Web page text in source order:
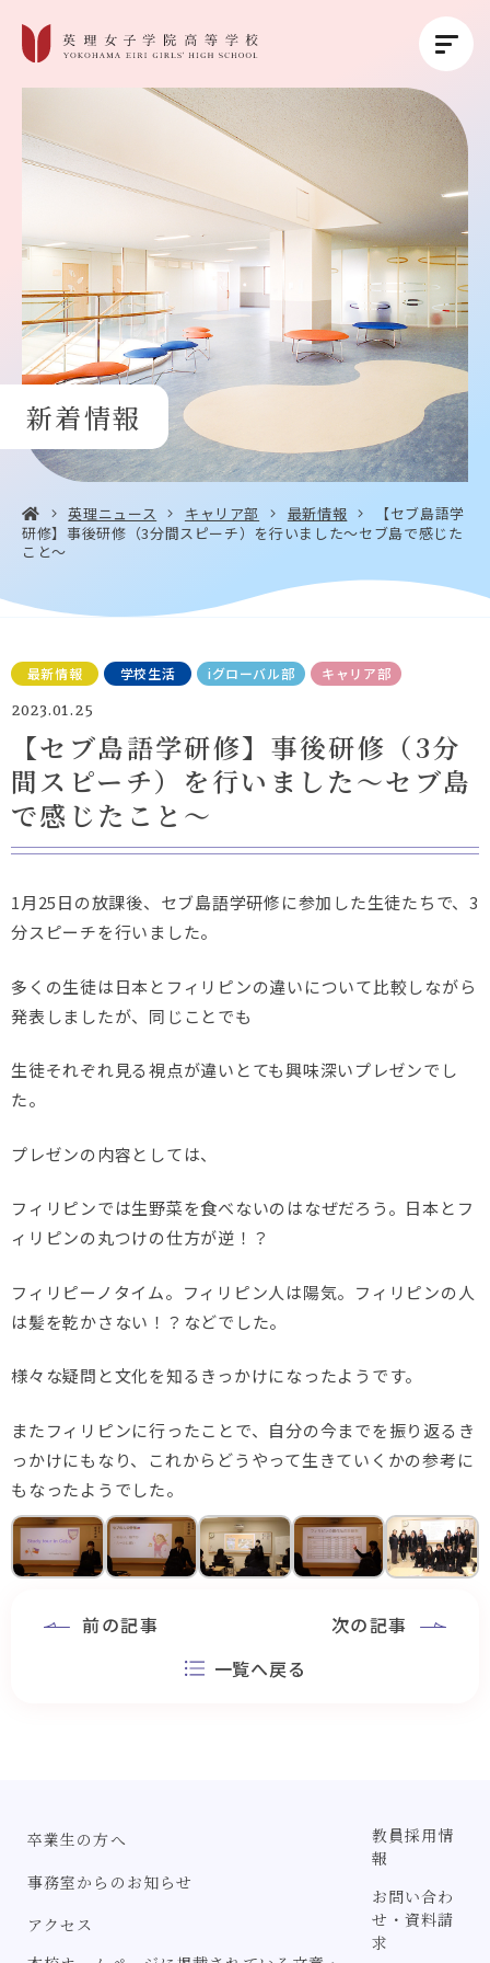
英理女子学院について
英理女子学院の教育
コース紹介
学校生活
進路・進学
受験生の方へ
Instagram Facebook YouTube LINE
新着情報
英理ニュース キャリア部 最新情報
【セブ島語学
研修】事後研修（3分間スピーチ）を行いました～セブ島で感じた
こと～
最新情報 学校生活 iグローバル部 キャリア部
2023.01.25
【セブ島語学研修】事後研修（3分
間スピーチ）を行いました～セブ島
で感じたこと～
1月25日の放課後、セブ島語学研修に参加した生徒たちで、3
分スピーチを行いました。
多くの生徒は日本とフィリピンの違いについて比較しながら
発表しましたが、同じことでも
生徒それぞれ見る視点が違いとても興味深いプレゼンでし
た。
プレゼンの内容としては、
フィリピンでは生野菜を食べないのはなぜだろう。日本とフ
ィリピンの丸つけの仕方が逆！？
フィリピーノタイム。フィリピン人は陽気。フィリピンの人
は髪を乾かさない！？などでした。
様々な疑問と文化を知るきっかけになったようです。
またフィリピンに行ったことで、自分の今までを振り返るき
っかけにもなり、これからどうやって生きていくかの参考に
もなったようでした。
前の記事
一覧へ戻る
次の記事
卒業生の方へ
事務室からのお知らせ
アクセス
教員採用情
報
お問い合わ
せ・資料請
求